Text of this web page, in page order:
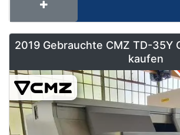
2019 Gebrauchte CMZ TD-35Y
kaufen